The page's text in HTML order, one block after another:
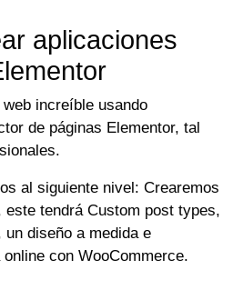
aplicaciones
increíble usando
de páginas Elementor, tal
al siguiente nivel: Crearemos
este tendrá Custom post types,
diseño a medida e
con WooCommerce.